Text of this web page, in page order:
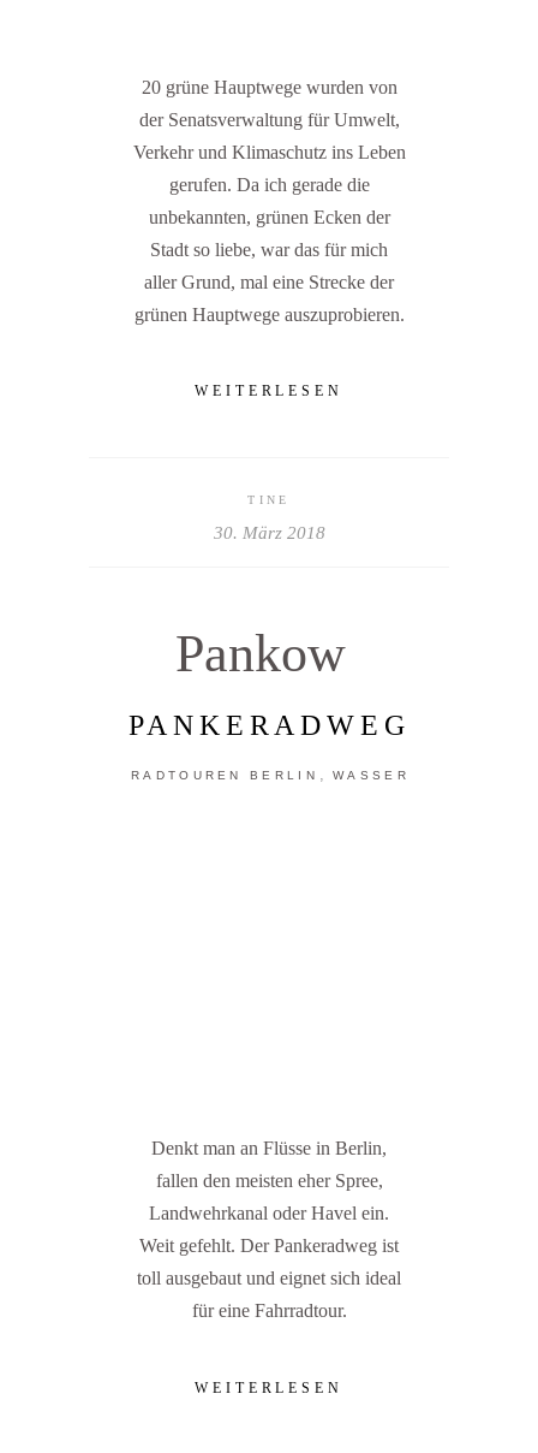
20 grüne Hauptwege wurden von
der Senatsverwaltung für Umwelt,
Verkehr und Klimaschutz ins Leben
gerufen. Da ich gerade die
unbekannten, grünen Ecken der
Stadt so liebe, war das für mich
aller Grund, mal eine Strecke der
grünen Hauptwege auszuprobieren.
WEITERLESEN
TINE
30. März 2018
Pankow
PANKERADWEG
RADTOUREN BERLIN , WASSER
Denkt man an Flüsse in Berlin,
fallen den meisten eher Spree,
Landwehrkanal oder Havel ein.
Weit gefehlt. Der Pankeradweg ist
toll ausgebaut und eignet sich ideal
für eine Fahrradtour.
WEITERLESEN